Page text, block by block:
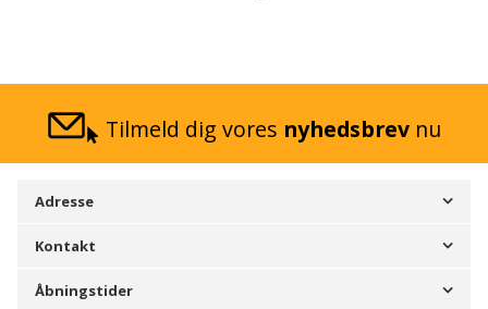
Tilmeld dig vores nyhedsbrev nu
Adresse
Kontakt
Åbningstider